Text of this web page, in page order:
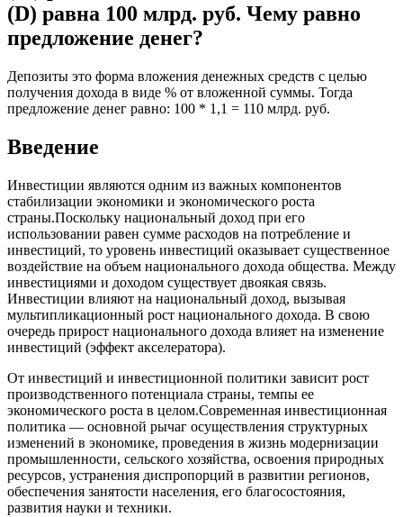
(D) равна 100 млрд. руб. Чему равно
предложение денег?
Депозиты это форма вложения денежных средств с целью
получения дохода в виде % от вложенной суммы. Тогда
предложение денег равно: 100 * 1,1 = 110 млрд. руб.
Введение
Инвестиции являются одним из важных компонентов
стабилизации экономики и экономического роста
страны.Поскольку национальный доход при его
использовании равен сумме расходов на потребление и
инвестиций, то уровень инвестиций оказывает существенное
воздействие на объем национального дохода общества. Между
инвестициями и доходом существует двоякая связь.
Инвестиции влияют на национальный доход, вызывая
мультипликационный рост национального дохода. В свою
очередь прирост национального дохода влияет на изменение
инвестиций (эффект акселератора).
От инвестиций и инвестиционной политики зависит рост
производственного потенциала страны, темпы ее
экономического роста в целом.Современная инвестиционная
политика — основной рычаг осуществления структурных
изменений в экономике, проведения в жизнь модернизации
промышленности, сельского хозяйства, освоения природных
ресурсов, устранения диспропорций в развитии регионов,
обеспечения занятости населения, его благосостояния,
развития науки и техники.